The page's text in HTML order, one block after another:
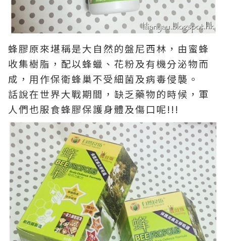
蜂膠原來堪稱是大自然的盤尼西林，由蜜蜂
收集樹脂，配以蜂蠟、花粉及有機分泌物而
成，用作保衛蜂巢不受細菌及病毒侵襲。
話說在世界大戰期間，缺乏藥物的時候，軍
人們也服食蜂膠保護身體及傷口呢!!!